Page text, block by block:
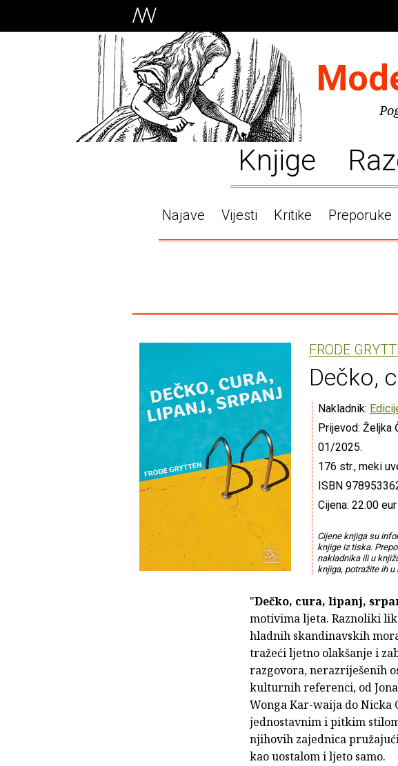
Knjige
Najave Vijesti Kritike Preporuke
FRODE
Dečko,
Nakladnik:
Prijevod: Željka
01/2025.
176 str., meki
ISBN
Cijena: 22.00 eur
Cijene knjiga su
knjige iz tiska.
nakladnika ili u
knjiga, potražite ih
"Dečko, cura, lipanj,
motivima ljeta. Raznoliki
hladnih skandinavskih
tražeći ljetno olakšanje i
razgovora, nerazriješenih
kulturnih referenci, od
Wonga Kar-waija do Nicka
jednostavnim i pitkim
njihovih zajednica
kao uostalom i ljeto samo.